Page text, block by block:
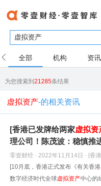
全部 机构 资讯
为您搜索到21285条结果
虚拟资产-的相关资讯
[香港已发牌给两家虚拟资
理公司！陈茂波：稳慎推
零壹财经 · 2022年11月14日 · [香
[10月底，香港正式发布《有关香港
数字经济时代全球虚拟资产中心的